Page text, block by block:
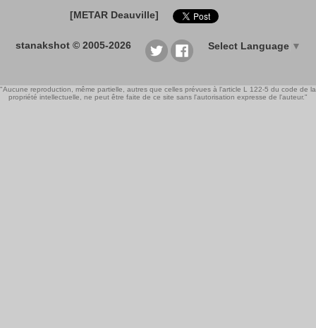
[METAR Deauville]
stanakshot © 2005-2026 Select Language ▼
"Aucune reproduction, même partielle, autres que celles prévues à l'article L 122-5 du code de la
propriété intellectuelle, ne peut être faite de ce site sans l'autorisation expresse de l'auteur."